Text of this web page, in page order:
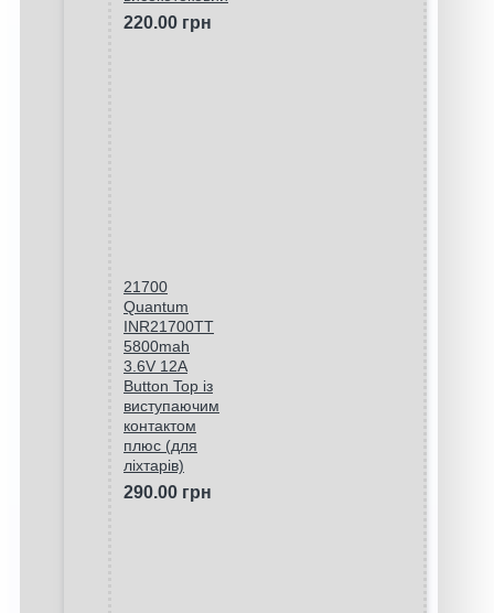
220.00 грн
21700
Quantum
INR21700TT
5800mah
3.6V 12A
Button Top із
виступаючим
контактом
плюс (для
ліхтарів)
290.00 грн